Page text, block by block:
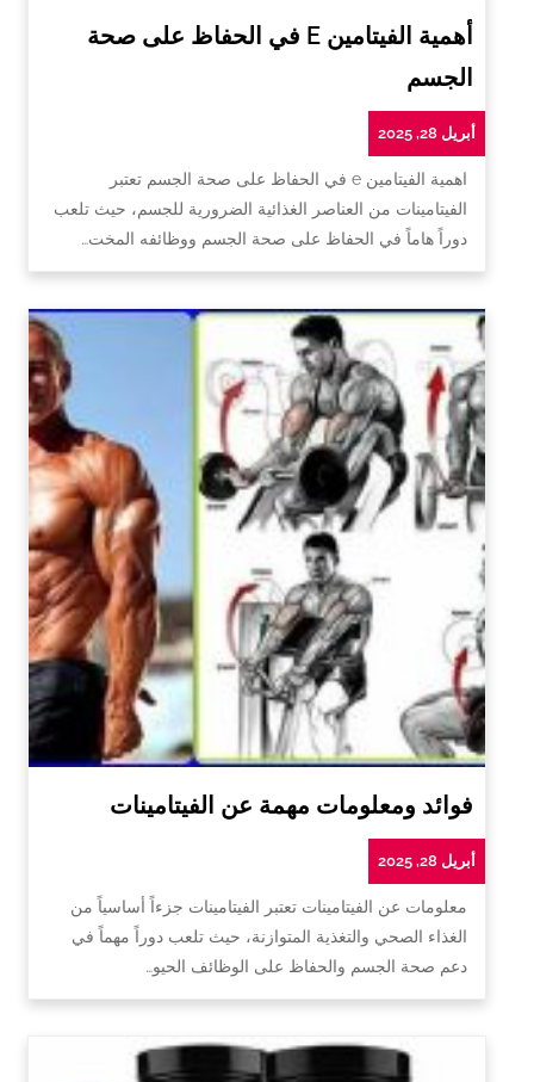
أهمية الفيتامين E في الحفاظ على صحة
الجسم
أبريل 28, 2025
اهمية الفيتامين e في الحفاظ على صحة الجسم تعتبر
الفيتامينات من العناصر الغذائية الضرورية للجسم، حيث تلعب
دوراً هاماً في الحفاظ على صحة الجسم ووظائفه المخت…
فوائد ومعلومات مهمة عن الفيتامينات
أبريل 28, 2025
معلومات عن الفيتامينات تعتبر الفيتامينات جزءاً أساسياً من
الغذاء الصحي والتغذية المتوازنة، حيث تلعب دوراً مهماً في
دعم صحة الجسم والحفاظ على الوظائف الحيو…